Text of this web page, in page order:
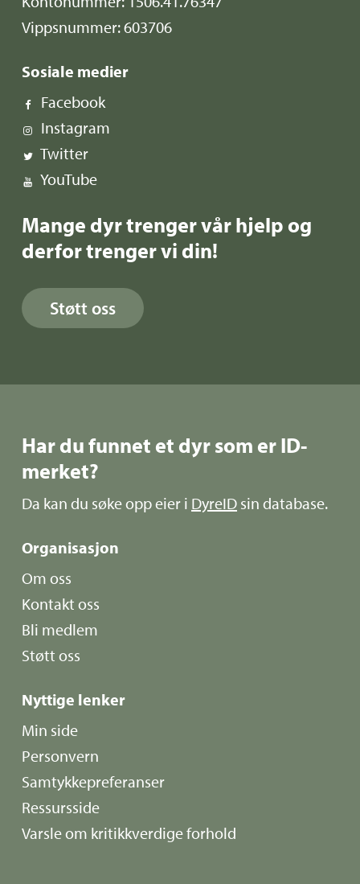
Vippsnummer: 603706
Sosiale medier
Facebook
Instagram
Twitter
YouTube
Mange dyr trenger vår hjelp og
derfor trenger vi din!
Støtt oss
Har du funnet et dyr som er ID-
merket?
Da kan du søke opp eier i DyreID sin database.
Organisasjon
Om oss
Kontakt oss
Bli medlem
Støtt oss
Nyttige lenker
Min side
Personvern
Samtykkepreferanser
Ressursside
Varsle om kritikkverdige forhold